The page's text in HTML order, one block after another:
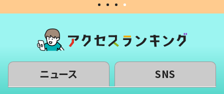
ニュース SNS